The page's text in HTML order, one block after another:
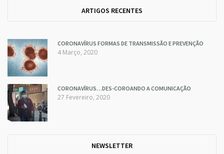
ARTIGOS RECENTES
CORONAVÍRUS FORMAS DE TRANSMISSÃO E PREVENÇÃO
4 Março, 2020
CORONAVÍRUS…DES-COROANDO A COMUNICAÇÃO
27 Fevereiro, 2020
NEWSLETTER